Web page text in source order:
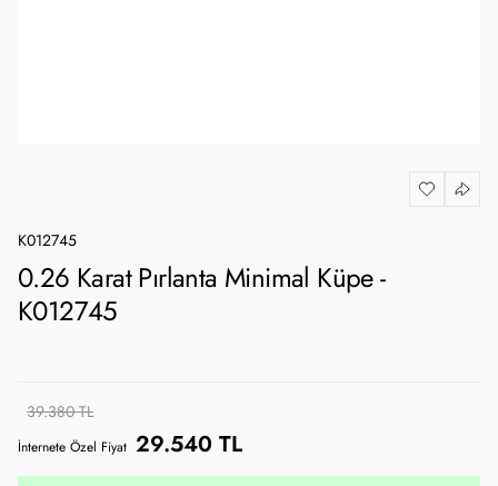
K012745
0.26 Karat Pırlanta Minimal Küpe -
K012745
39.380 TL
İnternete Özel Fiyat 29.540 TL